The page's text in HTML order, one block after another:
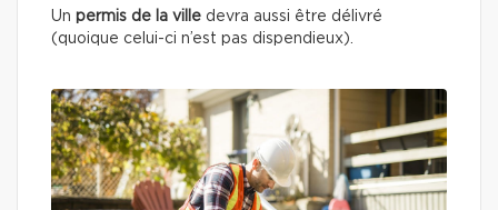
Un permis de la ville devra aussi être délivré
(quoique celui-ci n’est pas dispendieux).